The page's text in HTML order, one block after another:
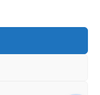
mojstra Andreja